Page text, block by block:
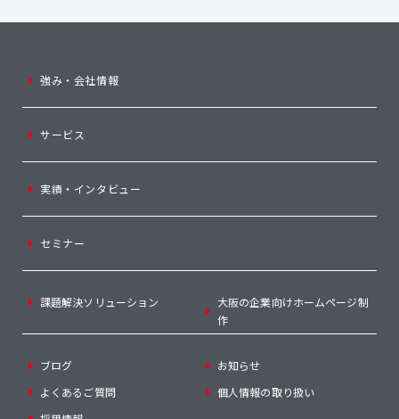
強み・会社情報
サービス
実績・インタビュー
セミナー
課題解決ソリューション
大阪の企業向けホームページ制
作
ブログ
お知らせ
よくあるご質問
個人情報の取り扱い